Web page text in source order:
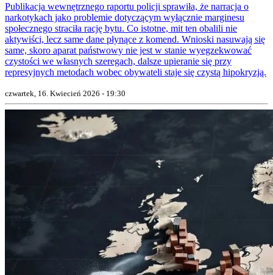
Publikacja wewnętrznego raportu policji sprawiła, że narracja o
narkotykach jako problemie dotyczącym wyłącznie marginesu
społecznego straciła rację bytu. Co istotne, mit ten obalili nie
aktywiści, lecz same dane płynące z komend. Wnioski nasuwają się
same, skoro aparat państwowy nie jest w stanie wyegzekwować
czystości we własnych szeregach, dalsze upieranie się przy
represyjnych metodach wobec obywateli staje się czystą hipokryzją.
czwartek, 16. Kwiecień 2026 - 19:30